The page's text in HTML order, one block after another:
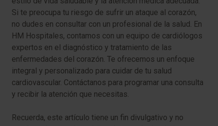
Si te preocupa tu riesgo de sufrir un ataque al corazón,
no dudes en consultar con un profesional de la salud. En
HM Hospitales, contamos con un equipo de cardiólogos
expertos en el diagnóstico y tratamiento de las
enfermedades del corazón. Te ofrecemos un enfoque
integral y personalizado para cuidar de tu salud
cardiovascular. Contáctanos para programar una consulta
y recibir la atención que necesitas.
Recuerda, este artículo tiene un fin divulgativo y no